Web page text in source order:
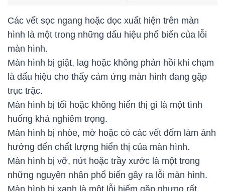
Các vết sọc ngang hoặc dọc xuất hiện trên màn
hình là một trong những dấu hiệu phổ biến của lỗi
màn hình.
Màn hình bị giật, lag hoặc không phản hồi khi chạm
là dấu hiệu cho thấy cảm ứng màn hình đang gặp
trục trặc.
Màn hình bị tối hoặc không hiển thị gì là một tình
huống khá nghiêm trọng.
Màn hình bị nhòe, mờ hoặc có các vết đốm làm ảnh
hưởng đến chất lượng hiển thị của màn hình.
Màn hình bị vỡ, nứt hoặc trầy xước là một trong
những nguyên nhân phổ biến gây ra lỗi màn hình.